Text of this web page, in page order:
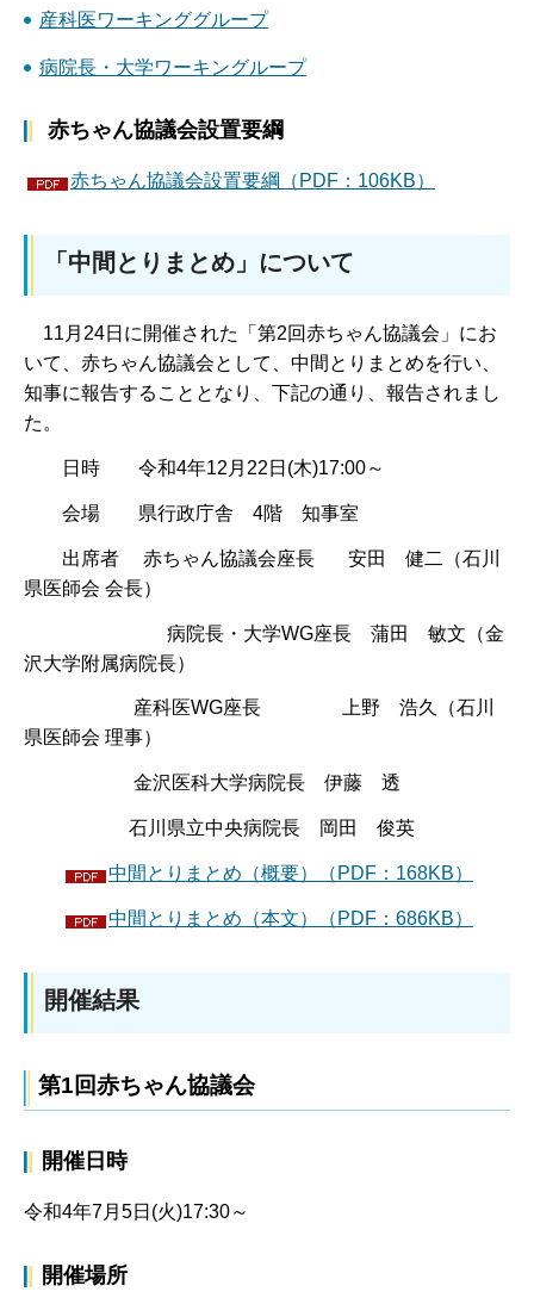
産科医ワーキンググループ
病院長・大学ワーキングループ
赤ちゃん協議会設置要綱
赤ちゃん協議会設置要綱（PDF：106KB）
「中間とりまとめ」について
11月24日に開催された「第2回赤ちゃん協議会」にお
いて、赤ちゃん協議会として、中間とりまとめを行い、
知事に報告することとなり、下記の通り、報告されまし
た。
日時 令和4年12月22日(木)17:00～
会場 県行政庁舎 4階 知事室
出席者 赤ちゃん協議会座長 安田 健二（石川
県医師会 会長）
病院長・大学WG座長 蒲田 敏文（金
沢大学附属病院長）
産科医WG座長 上野 浩久（石川
県医師会 理事）
金沢医科大学病院長 伊藤 透
石川県立中央病院長 岡田 俊英
中間とりまとめ（概要）（PDF：168KB）
中間とりまとめ（本文）（PDF：686KB）
開催結果
第1回赤ちゃん協議会
開催日時
令和4年7月5日(火)17:30～
開催場所